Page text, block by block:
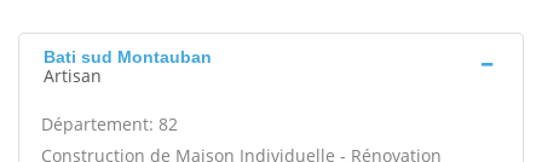
Bati sud Montauban
Artisan
Département: 82
Construction de Maison Individuelle - Rénovation